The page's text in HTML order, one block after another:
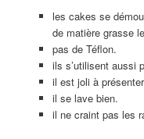
les cakes se
de matière grasse
pas de Téflon.
ils s’utilisent aussi
il est joli à
il se lave bien.
il ne craint pas les